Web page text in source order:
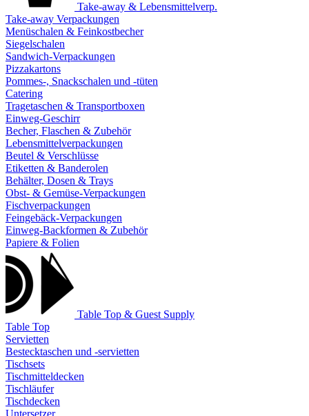
Take-away & Lebensmittelverp.
Take-away Verpackungen
Menüschalen & Feinkostbecher
Siegelschalen
Sandwich-Verpackungen
Pizzakartons
Pommes-, Snackschalen und -tüten
Catering
Tragetaschen & Transportboxen
Einweg-Geschirr
Becher, Flaschen & Zubehör
Lebensmittelverpackungen
Beutel & Verschlüsse
Etiketten & Banderolen
Behälter, Dosen & Trays
Obst- & Gemüse-Verpackungen
Fischverpackungen
Feingebäck-Verpackungen
Einweg-Backformen & Zubehör
Papiere & Folien
Table Top & Guest Supply
Table Top
Servietten
Bestecktaschen und -servietten
Tischsets
Tischmitteldecken
Tischläufer
Tischdecken